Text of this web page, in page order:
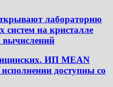
лабораторию
систем на кристалле
вычислений
ИП MEAN
доступны со